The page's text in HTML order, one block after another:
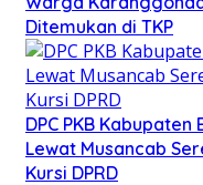
Ditemukan di TKP
DPC PKB
Lewat Musancab
Kursi DPRD